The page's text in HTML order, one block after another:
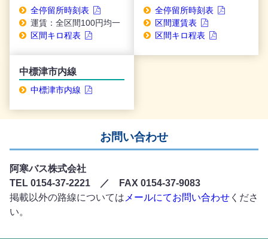
全停留所時刻表
運賃：全区間100円均一
区間キロ程表
全停留所時刻表
区間運賃表
区間キロ程表
中標津市内線
中標津市内線
お問い合わせ
阿寒バス株式会社
TEL 0154-37-2221 ／ FAX 0154-37-9083
掲載以外の路線についてはメールにてお問い合わせ くださ
い。